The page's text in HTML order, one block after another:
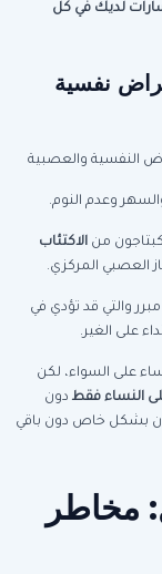
لديك في كل
نفسية
النفسية والعصبية
وعدم النوم.
من الاكتئاب
العصبي المركزي.
والتي قد تؤدي في
على الغير.
على السواء، لكن
النساء فقطدون
بشكل خاص دون باقي
مخاطر